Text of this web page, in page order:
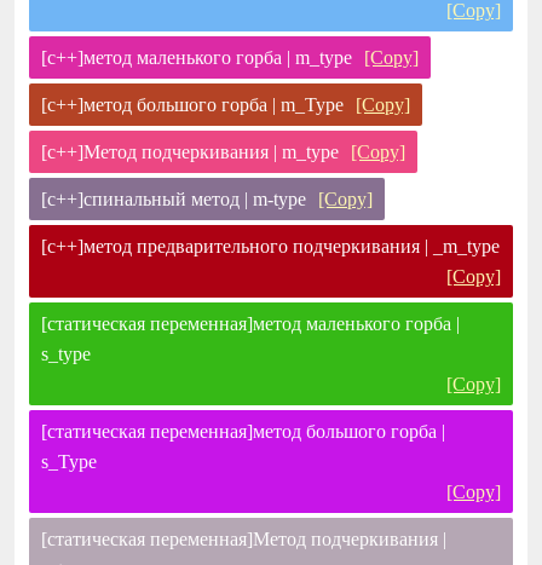
[Copy]
[c++]метод маленького горба | m_type [Copy]
[c++]метод большого горба | m_Type [Copy]
[c++]Метод подчеркивания | m_type [Copy]
[c++]спинальный метод | m-type [Copy]
[c++]метод предварительного подчеркивания | _m_type
[Copy]
[статическая переменная]метод маленького горба |
s_type
[Copy]
[статическая переменная]метод большого горба |
s_Type
[Copy]
[статическая переменная]Метод подчеркивания |